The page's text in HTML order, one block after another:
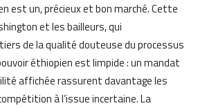
est un, précieux et bon marché. Cette
et les bailleurs, qui
de la qualité douteuse du processus
éthiopien est limpide : un mandat
affichée rassurent davantage les
à l’issue incertaine. La